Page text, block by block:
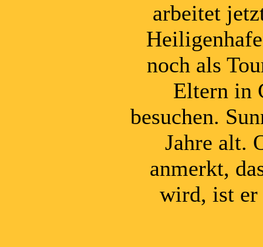
arbeitet
noch als
Eltern in
besuchen.
Jahre alt.
anmerkt,
wird, ist er